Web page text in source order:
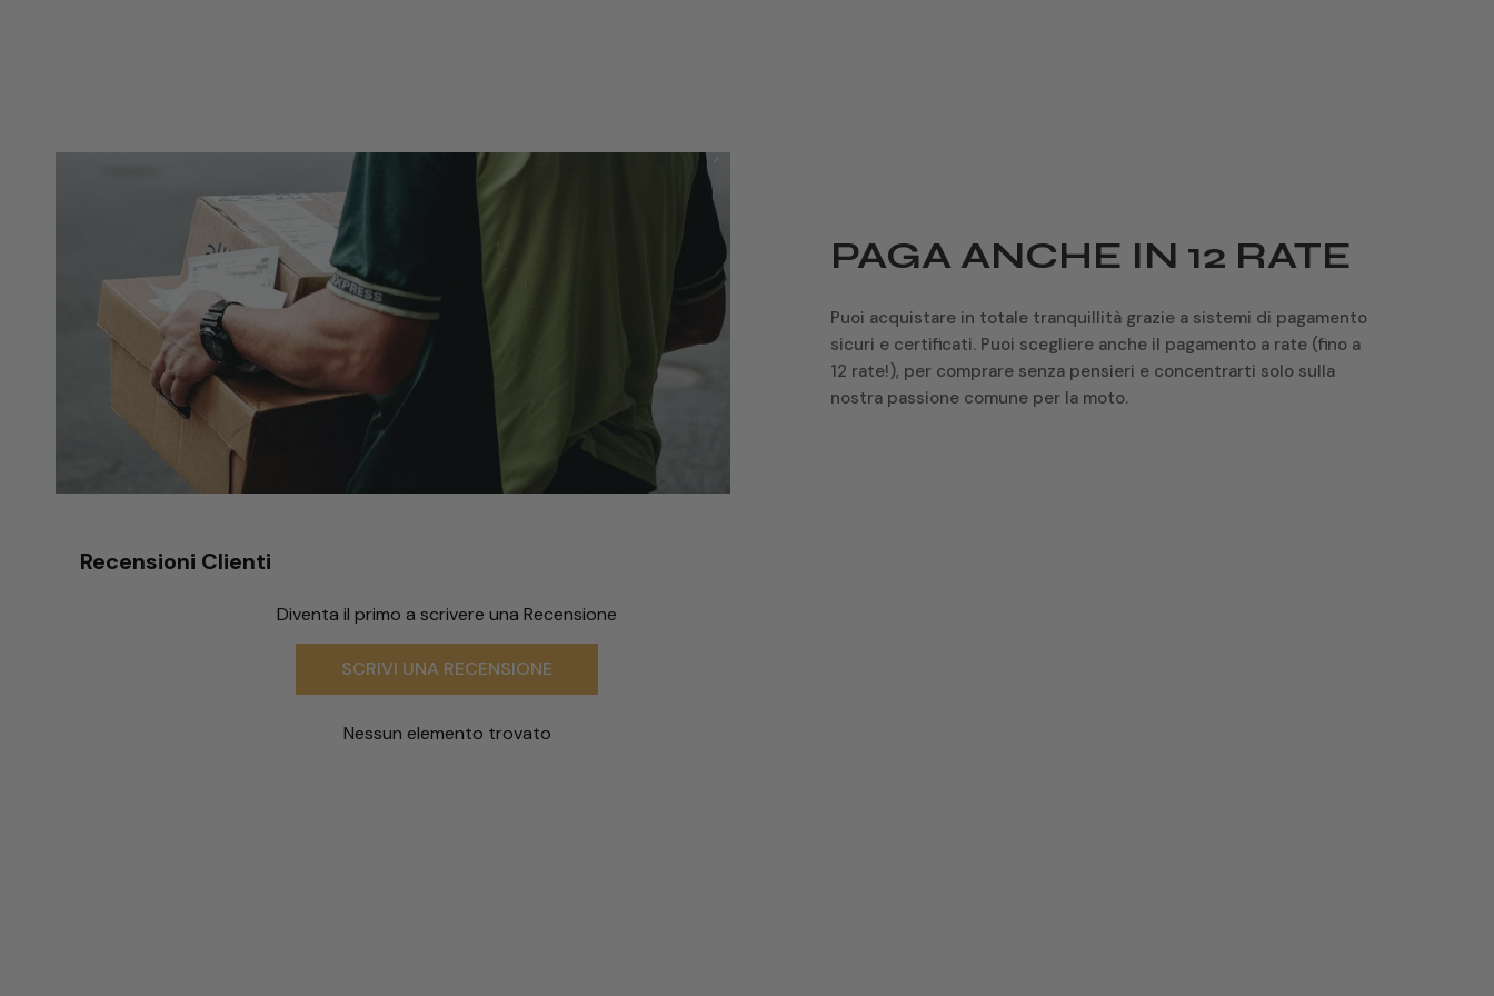
PROTEZIONE
ammortizzazione anti-shock
taschino portalacci e inserti reflex su
tomaia, loop posteriore e malleoli
PAGA ANCHE IN 12 RATE
Puoi acquistare in totale tranquillità grazie a sistemi di pagamento
sicuri e certificati. Puoi scegliere anche il pagamento a rate (fino a
12 rate!), per comprare senza pensieri e concentrarti solo sulla
nostra passione comune per la moto.
Recensioni Clienti
Diventa il primo a scrivere una Recensione
SCRIVI UNA RECENSIONE
Nessun elemento trovato